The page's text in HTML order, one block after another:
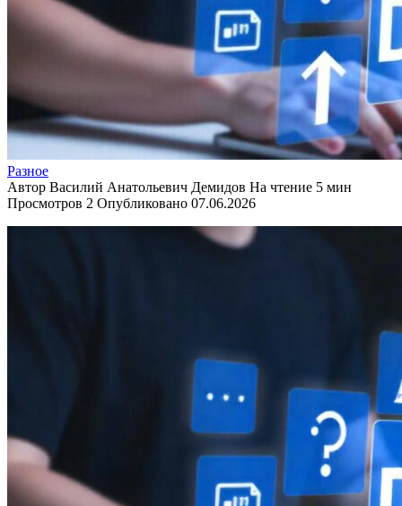
Разное
Автор Василий Анатольевич Демидов На чтение 5 мин
Просмотров 2 Опубликовано 07.06.2026